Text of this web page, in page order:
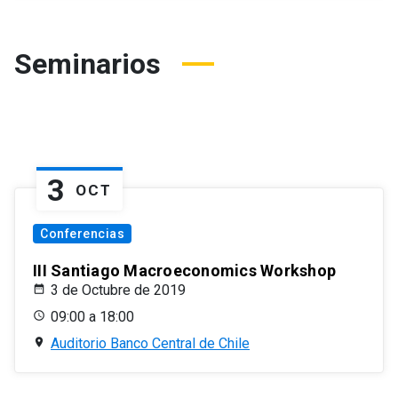
Seminarios
3 OCT
Conferencias
III Santiago Macroeconomics Workshop
3 de Octubre de 2019
09:00 a 18:00
Auditorio Banco Central de Chile